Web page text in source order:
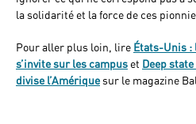
la solidarité et la force de ces
Pour aller plus loin, lire États-Unis :
s’invite sur les campus et Deep
divise l’Amérique sur le magazine